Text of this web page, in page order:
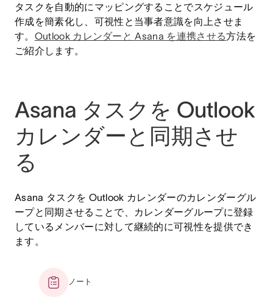
タスクを自動的にマッピングすることでスケジュール
作成を簡素化し、可視性と当事者意識を向上させま
す。 Outlook カレンダーと Asana を連携させる方法を
ご紹介します。
Asana タスクを Outlook
カレンダーと同期させ
る
Asana タスクを Outlook カレンダーのカレンダーグル
ープと同期させることで、カレンダーグループに登録
しているメンバーに対して継続的に可視性を提供でき
ます。
ノート